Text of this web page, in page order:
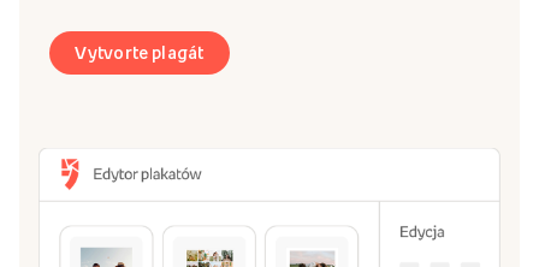
Vytvorte plagát